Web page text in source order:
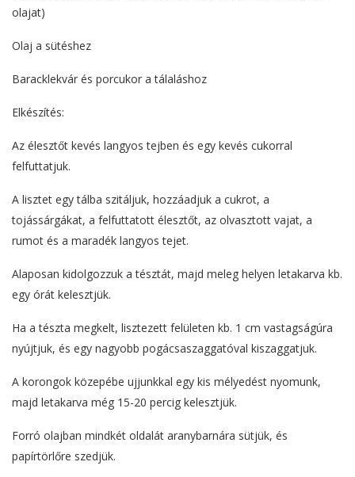
olajat)
Olaj a sütéshez
Baracklekvár és porcukor a tálaláshoz
Elkészítés:
Az élesztőt kevés langyos tejben és egy kevés cukorral
felfuttatjuk.
A lisztet egy tálba szitáljuk, hozzáadjuk a cukrot, a
tojássárgákat, a felfuttatott élesztőt, az olvasztott vajat, a
rumot és a maradék langyos tejet.
Alaposan kidolgozzuk a tésztát, majd meleg helyen letakarva kb.
egy órát kelesztjük.
Ha a tészta megkelt, lisztezett felületen kb. 1 cm vastagságúra
nyújtjuk, és egy nagyobb pogácsaszaggatóval kiszaggatjuk.
A korongok közepébe ujjunkkal egy kis mélyedést nyomunk,
majd letakarva még 15-20 percig kelesztjük.
Forró olajban mindkét oldalát aranybarnára sütjük, és
papírtörlőre szedjük.